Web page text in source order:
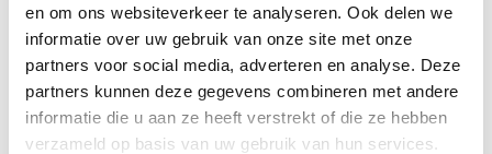
en om ons websiteverkeer te analyseren. Ook delen we
informatie over uw gebruik van onze site met onze
partners voor social media, adverteren en analyse. Deze
partners kunnen deze gegevens combineren met andere
informatie die u aan ze heeft verstrekt of die ze hebben
verzameld op basis van uw gebruik van hun services.
Avantages et inconvénients